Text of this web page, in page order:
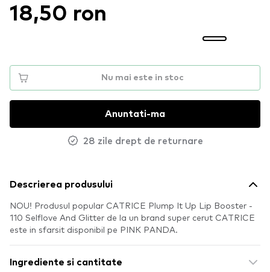
18,50 ron
Nu mai este in stoc
Anuntati-ma
28 zile drept de returnare
Descrierea produsului
NOU! Produsul popular CATRICE Plump It Up Lip Booster -
110 Selflove And Glitter de la un brand super cerut CATRICE
este in sfarsit disponibil pe PINK PANDA.
Ingrediente si cantitate